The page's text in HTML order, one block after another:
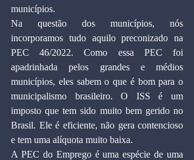
municípios.
Na questão dos municípios, nós
incorporamos tudo aquilo preconizado na
PEC 46/2022. Como essa PEC foi
apadrinhada pelos grandes e médios
municípios, eles sabem o que é bom para o
municipalismo brasileiro. O ISS é um
imposto que tem sido muito bem gerido no
Brasil. Ele é eficiente, não gera contencioso
e tem uma alíquota muito baixa.
A PEC do Emprego é uma espécie de uma